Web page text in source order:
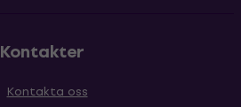
Kontakter
Kontakta oss